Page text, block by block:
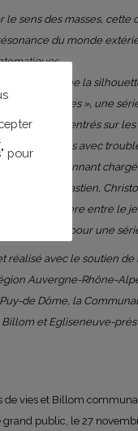
sens des masses, cette
du monde
se rapproche la
des masses », une
métrages centrés sur
visuels avec
édifice étonnant chargé
Cathy, Sébastien,
eux la frontière entre le
transformée pour une
réalisé avec le soutien
Auvergne-Rhône-
de Dôme, la
et Egliseneuve-
de vies et Billom
public, le 27
pour